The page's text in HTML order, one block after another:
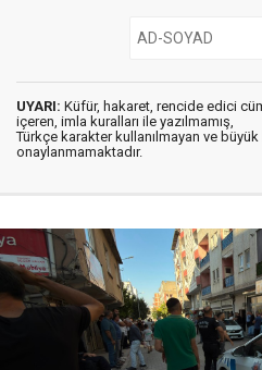
UYARI: Küfür, hakaret, rencide edici
içeren, imla kuralları ile yazılmamış,
Türkçe karakter kullanılmayan ve
onaylanmamaktadır.